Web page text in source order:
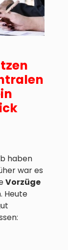
haben
war es
Vorzüge
Heute